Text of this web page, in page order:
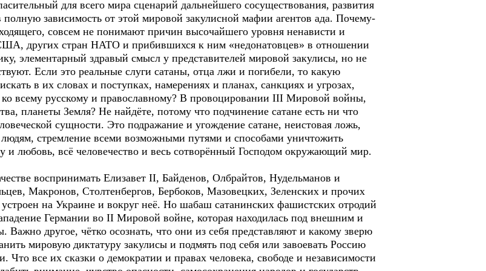
для всего мира сценарий дальнейшего сосуществования, развития
зависимость от этой мировой закулисной мафии агентов ада. Почему-
совсем не понимают причин высочайшего уровня ненависти и
других стран НАТО и прибившихся к ним «недонатовцев» в отношении
элементарный здравый смысл у представителей мировой закулисы, но не
Если это реальные слуги сатаны, отца лжи и погибели, то какую
в их словах и поступках, намерениях и планах, санкциях и угрозах,
всему русскому и православному? В провоцировании III Мировой войны,
планеты Земля? Не найдёте, потому что подчинение сатане есть ни что
сущности. Это подражание и угождение сатане, неистовая ложь,
людям, стремление всеми возможными путями и способами уничтожить
и любовь, всё человечество и весь сотворённый Господом окружающий мир.
воспринимать Елизавет II, Байденов, Олбрайтов, Нудельманов и
Макронов, Столтенбергов, Бербоков, Мазовецких, Зеленских и прочих
устроен на Украине и вокруг неё. Но шабаш сатанинских фашистских отродий
Германии во II Мировой войне, которая находилась под внешним и
другое, чётко осознать, что они из себя представляют и какому зверю
мировую диктатуру закулисы и подмять под себя или завоевать Россию
все их сказки о демократии и правах человека, свободе и независимости